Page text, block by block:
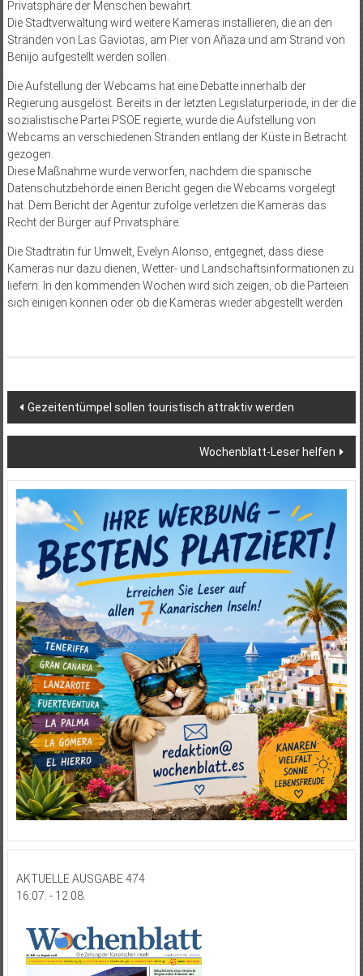
Privatsphäre der Menschen bewahrt.
Die Stadtverwaltung wird weitere Kameras installieren, die an den
Stränden von Las Gaviotas, am Pier von Añaza und am Strand von
Benijo aufgestellt werden sollen.
Die Aufstellung der Webcams hat eine Debatte innerhalb der
Regierung ausgelöst. Bereits in der letzten Legislaturperiode, in der die
sozialistische Partei PSOE regierte, wurde die Aufstellung von
Webcams an verschiedenen Stränden entlang der Küste in Betracht
gezogen.
Diese Maßnahme wurde verworfen, nachdem die spanische
Datenschutzbehörde einen Bericht gegen die Webcams vorgelegt
hat. Dem Bericht der Agentur zufolge verletzen die Kameras das
Recht der Bürger auf Privatsphäre.
Die Stadträtin für Umwelt, Evelyn Alonso, entgegnet, dass diese
Kameras nur dazu dienen, Wetter- und Landschaftsinformationen zu
liefern. In den kommenden Wochen wird sich zeigen, ob die Parteien
sich einigen können oder ob die Kameras wieder abgestellt werden.
Beitragsnavigation
Gezeitentümpel sollen touristisch attraktiv werden
Wochenblatt-Leser helfen
AKTUELLE AUSGABE 474
16.07. - 12.08.